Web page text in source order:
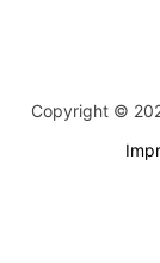
Copyright ©